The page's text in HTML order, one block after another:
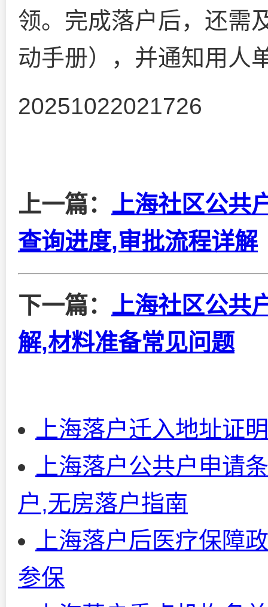
领。完成落户后，还需
动手册），并通知用人
20251022021726
上一篇： 上海社区公共
查询进度,审批流程详解
下一篇： 上海社区公共
解,材料准备常见问题
上海落户迁入地址证
上海落户公共户申请
户,无房落户指南
上海落户后医疗保障
参保